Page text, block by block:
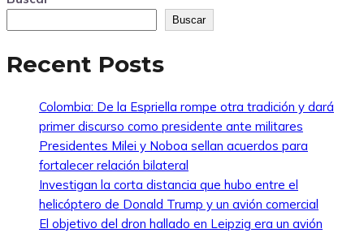
Buscar
Recent Posts
Colombia: De la Espriella rompe otra tradición y dará
primer discurso como presidente ante militares
Presidentes Milei y Noboa sellan acuerdos para
fortalecer relación bilateral
Investigan la corta distancia que hubo entre el
helicóptero de Donald Trump y un avión comercial
El objetivo del dron hallado en Leipzig era un avión